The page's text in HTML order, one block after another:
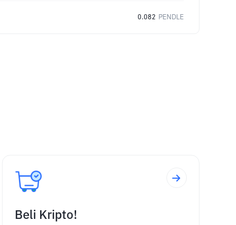
0.082 PENDLE
Beli Kripto!